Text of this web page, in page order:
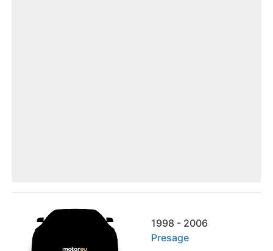
1998 - 2006
Presage